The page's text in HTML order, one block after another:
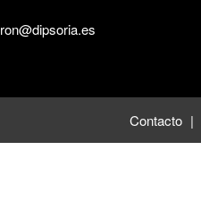
Contacto